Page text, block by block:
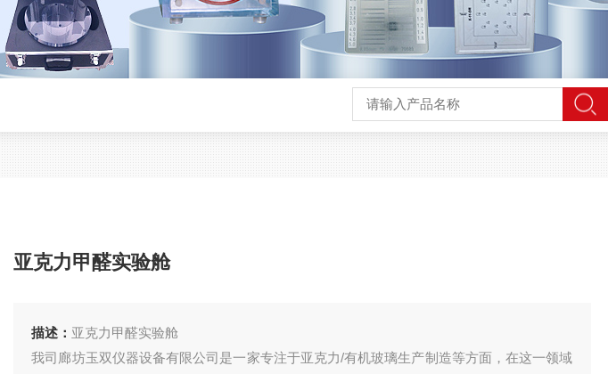
亚克力甲醛实验舱
描述： 亚克力甲醛实验舱
我司廊坊玉双仪器设备有限公司是一家专注于亚克力/有机玻璃生产制造等方面，在这一领域